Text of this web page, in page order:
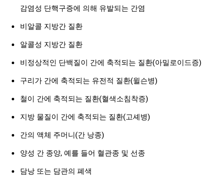
감염성 단핵구증에 의해 유발되는 간염
비알콜 지방간 질환
알콜성 지방간 질환
비정상적인 단백질이 간에 축적되는 질환(아밀로이드증)
구리가 간에 축적되는 유전적 질환(윌슨병)
철이 간에 축적되는 질환(혈색소침착증)
지방 물질이 간에 축적되는 질환(고셰병)
간의 액체 주머니(간 낭종)
양성 간 종양, 예를 들어 혈관종 및 선종
담낭 또는 담관의 폐색